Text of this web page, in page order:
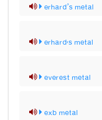
erhard’s metal
erhard's metal
everest metal
exb metal